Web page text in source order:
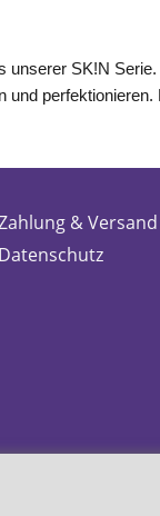
unserer SK!N
und
& Versand
Datenschutz